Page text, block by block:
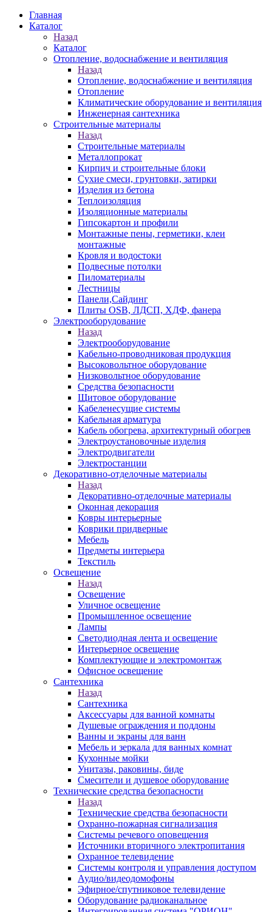
Главная
Каталог
Назад
Каталог
Отопление, водоснабжение и вентиляция
Назад
Отопление, водоснабжение и вентиляция
Отопление
Климатические оборудование и вентиляция
Инженерная сантехника
Строительные материалы
Назад
Строительные материалы
Металлопрокат
Кирпич и строительные блоки
Сухие смеси, грунтовки, затирки
Изделия из бетона
Теплоизоляция
Изоляционные материалы
Гипсокартон и профили
Монтажные пены, герметики, клеи
монтажные
Кровля и водостоки
Подвесные потолки
Пиломатериалы
Лестницы
Панели,Сайдинг
Плиты OSB, ЛДСП, ХДФ, фанера
Электрооборудование
Назад
Электрооборудование
Кабельно-проводниковая продукция
Высоковольтное оборудование
Низковольтное оборудование
Средства безопасности
Щитовое оборудование
Кабеленесущие системы
Кабельная арматура
Кабель обогрева, архитектурный обогрев
Электроустановочные изделия
Электродвигатели
Электростанции
Декоративно-отделочные материалы
Назад
Декоративно-отделочные материалы
Оконная декорация
Ковры интерьерные
Коврики придверные
Мебель
Предметы интерьера
Текстиль
Освещение
Назад
Освещение
Уличное освещение
Промышленное освещение
Лампы
Светодиодная лента и освещение
Интерьерное освещение
Комплектующие и электромонтаж
Офисное освещение
Сантехника
Назад
Сантехника
Аксессуары для ванной комнаты
Душевые ограждения и поддоны
Ванны и экраны для ванн
Мебель и зеркала для ванных комнат
Кухонные мойки
Унитазы, раковины, биде
Смесители и душевое оборудование
Технические средства безопасности
Назад
Технические средства безопасности
Охранно-пожарная сигнализация
Системы речевого оповещения
Источники вторичного электропитания
Охранное телевидение
Системы контроля и управления доступом
Аудио/видеодомофоны
Эфирное/спутниковое телевидение
Оборудование радиоканальное